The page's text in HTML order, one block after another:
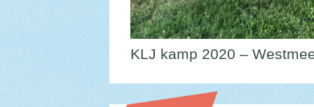
KLJ kamp 2020 –